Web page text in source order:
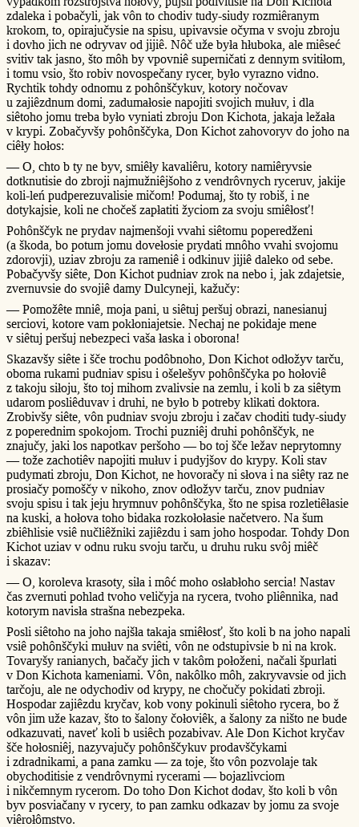
zdaleka i pobačyli, jak vôn to chodiv tudy-siudy rozmiêranym
krokom, to, opirajučysie na spisu, upivavsie očyma v svoju zbroju
i dovho jich ne odryvav od jijiê. Nôč uže była hłuboka, ale miêseć
svitiv tak jasno, što môh by vpovniê superničati z dennym svitiłom,
i tomu vsio, što robiv novospečany rycer, było vyrazno vidno.
Rychtik tohdy odnomu z pohônščykuv, kotory nočovav
u zajiêzdnum domi, zadumałosie napojiti svojich mułuv, i dla
siêtoho jomu treba było vyniati zbroju Don Kichota, jakaja ležała
v krypi. Zobačyvšy pohônščyka, Don Kichot zahovoryv do joho na
ciêły hołos:
— O, chto b ty ne byv, smiêły kavaliêru, kotory namiêryvsie
dotknutisie do zbroji najmužniêjšoho z vendrôvnych ryceruv, jakije
koli-leń pudperezuvalisie mičom! Podumaj, što ty robiš, i ne
dotykajsie, koli ne chočeš zapłatiti žyciom za svoju smiêłosť!
Pohônščyk ne prydav najmenšoji vvahi siêtomu poperedženi
(a škoda, bo potum jomu dovełosie prydati mnôho vvahi svojomu
zdorovji), uziav zbroju za rameniê i odkinuv jijiê daleko od sebe.
Pobačyvšy siête, Don Kichot pudniav zrok na nebo i, jak zdajetsie,
zvernuvsie do svojiê damy Dulcyneji, kažučy:
— Pomožête mniê, moja pani, u siêtuj peršuj obrazi, nanesianuj
serciovi, kotore vam pokłoniajetsie. Nechaj ne pokidaje mene
v siêtuj peršuj nebezpeci vaša łaska i oborona!
Skazavšy siête i šče trochu podôbnoho, Don Kichot odłožyv tarču,
oboma rukami pudniav spisu i ošelešyv pohônščyka po hołoviê
z takoju siłoju, što toj mihom zvalivsie na zemlu, i koli b za siêtym
udarom posliêduvav i druhi, ne było b potreby klikati doktora.
Zrobivšy siête, vôn pudniav svoju zbroju i začav choditi tudy-siudy
z poperednim spokojom. Trochi puzniêj druhi pohônščyk, ne
znajučy, jaki los napotkav peršoho — bo toj šče ležav neprytomny
— tože zachotiêv napojiti mułuv i pudyjšov do krypy. Koli stav
pudymati zbroju, Don Kichot, ne hovoračy ni słova i na siêty raz ne
prosiačy pomoščy v nikoho, znov odłožyv tarču, znov pudniav
svoju spisu i tak jeju hrymnuv pohônščyka, što ne spisa rozletiêłasie
na kuski, a hołova toho bidaka rozkołołasie načetvero. Na šum
zbiêhlisie vsiê nučliêžniki zajiêzdu i sam joho hospodar. Tohdy Don
Kichot uziav v odnu ruku svoju tarču, u druhu ruku svôj miêč
i skazav:
— O, koroleva krasoty, siła i môć moho osłabłoho sercia! Nastav
čas zvernuti pohlad tvoho veličyja na rycera, tvoho pliênnika, nad
kotorym navisła strašna nebezpeka.
Posli siêtoho na joho najšła takaja smiêłosť, što koli b na joho napali
vsiê pohônščyki mułuv na sviêti, vôn ne odstupivsie b ni na krok.
Tovaryšy ranianych, bačačy jich v takôm połoženi, načali špurlati
v Don Kichota kameniami. Vôn, nakôlko môh, zakryvavsie od jich
tarčoju, ale ne odychodiv od krypy, ne chočučy pokidati zbroji.
Hospodar zajiêzdu kryčav, kob vony pokinuli siêtoho rycera, bo ž
vôn jim uže kazav, što to šalony čołoviêk, a šalony za ništo ne bude
odkazuvati, naveť koli b usiêch pozabivav. Ale Don Kichot kryčav
šče hołosniêj, nazyvajučy pohônščykuv prodavščykami
i zdradnikami, a pana zamku — za toje, što vôn pozvolaje tak
obychoditisie z vendrôvnymi rycerami — bojazlivciom
i nikčemnym rycerom. Do toho Don Kichot dodav, što koli b vôn
byv posviačany v rycery, to pan zamku odkazav by jomu za svoje
viêrołômstvo.